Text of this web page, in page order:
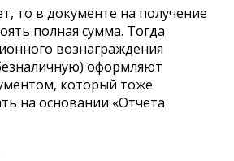
то в документе на получение
полная сумма. Тогда
вознаграждения
оформляют
который тоже
на основании «Отчета